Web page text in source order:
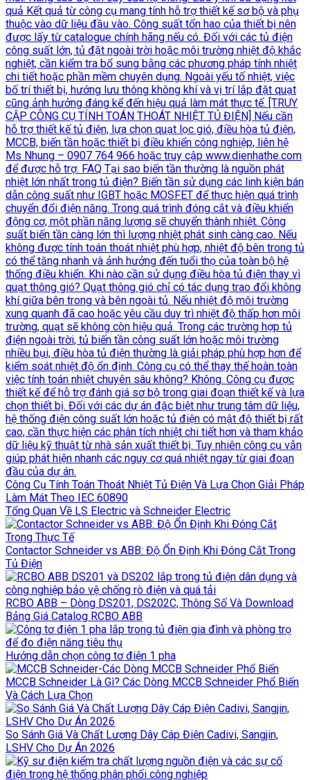
Công Cụ Tính Toán Thoát Nhiệt Tủ Điện Và Lựa Chọn Giải Pháp
Làm Mát Theo IEC 60890
Tổng Quan Về LS Electric và Schneider Electric
Contactor Schneider vs ABB: Độ Ổn Định Khi Đóng Cắt Trong
Tủ Điện
RCBO ABB – Dòng DS201, DS202C, Thông Số Và Download
Bảng Giá Catalog RCBO ABB
Hướng dẫn chọn công tơ điện 1 pha
MCCB Schneider Là Gì? Các Dòng MCCB Schneider Phổ Biến
Và Cách Lựa Chọn
So Sánh Giá Và Chất Lượng Dây Cáp Điện Cadivi, Sangjin,
LSHV Cho Dự Án 2026